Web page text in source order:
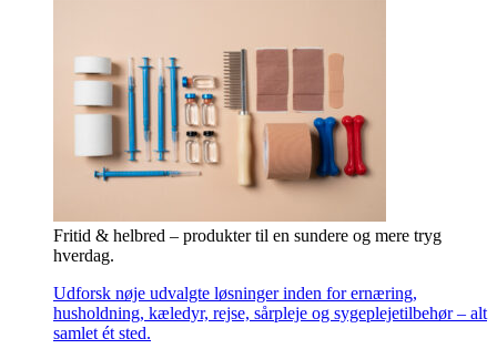
Fritid & helbred – produkter til en sundere og mere tryg
hverdag.
Udforsk nøje udvalgte løsninger inden for ernæring,
husholdning, kæledyr, rejse, sårpleje og sygeplejetilbehør – alt
samlet ét sted.